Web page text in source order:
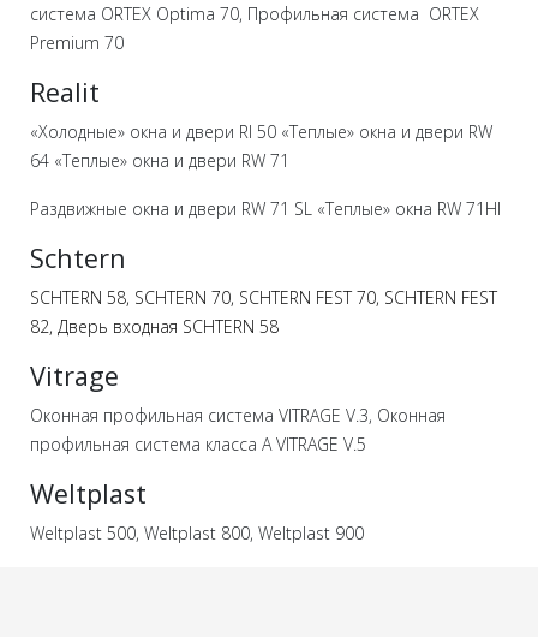
система ORTEX Optima 70, Профильная система ORTEX
Premium 70
Realit
«Холодные» окна и двери RI 50 «Теплые» окна и двери RW
64 «Теплые» окна и двери RW 71
Раздвижные окна и двери RW 71 SL «Теплые» окна RW 71HI
Schtern
SCHTERN 58, SCHTERN 70, SCHTERN FEST 70, SCHTERN FEST
82, Дверь входная SCHTERN 58
Vitrage
Оконная профильная система VITRAGE V.3, Оконная
профильная система класса А VITRAGE V.5
Weltplast
Weltplast 500, Weltplast 800, Weltplast 900